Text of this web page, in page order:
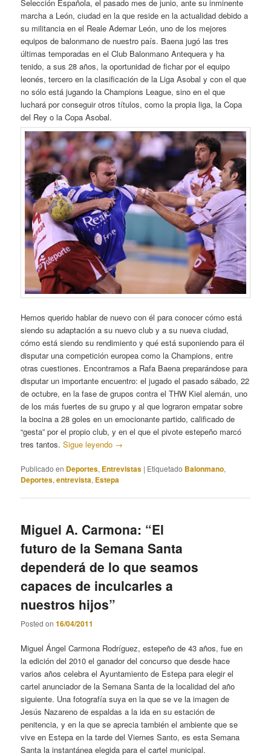
Selección Española, el pasado mes de junio, ante su inminente
marcha a León, ciudad en la que reside en la actualidad debido a
su militancia en el Reale Ademar León, uno de los mejores
equipos de balonmano de nuestro país. Baena jugó las tres
últimas temporadas en el Club Balonmano Antequera y ha
tenido, a sus 28 años, la oportunidad de fichar por el equipo
leonés, tercero en la clasificación de la Liga Asobal y con el que
no sólo está jugando la Champions League, sino en el que
luchará por conseguir otros títulos, como la propia liga, la Copa
del Rey o la Copa Asobal.
Hemos querido hablar de nuevo con él para conocer cómo está
siendo su adaptación a su nuevo club y a su nueva ciudad,
cómo está siendo su rendimiento y qué está suponiendo para él
disputar una competición europea como la Champions, entre
otras cuestiones. Encontramos a Rafa Baena preparándose para
disputar un importante encuentro: el jugado el pasado sábado, 22
de octubre, en la fase de grupos contra el THW Kiel alemán, uno
de los más fuertes de su grupo y al que lograron empatar sobre
la bocina a 28 goles en un emocionante partido, calificado de
“gesta” por el propio club, y en el que el pivote estepeño marcó
tres tantos.Sigue leyendo →
Publicado en Deportes, Entrevistas | Etiquetado Balonmano,
Deportes,entrevista, Estepa
Miguel A. Carmona: “El
futuro de la Semana Santa
dependerá de lo que seamos
capaces de inculcarles a
nuestros hijos”
Posted on16/04/2011
Miguel Ángel Carmona Rodríguez, estepeño de 43 años, fue en
la edición del 2010 el ganador del concurso que desde hace
varios años celebra el Ayuntamiento de Estepa para elegir el
cartel anunciador de la Semana Santa de la localidad del año
siguiente. Una fotografía suya en la que se ve la imagen de
Jesús Nazareno de espaldas a la ida en su estación de
penitencia, y en la que se aprecia también el ambiente que se
vive en Estepa en la tarde del Viernes Santo, es esta Semana
Santa la instantánea elegida para el cartel municipal.